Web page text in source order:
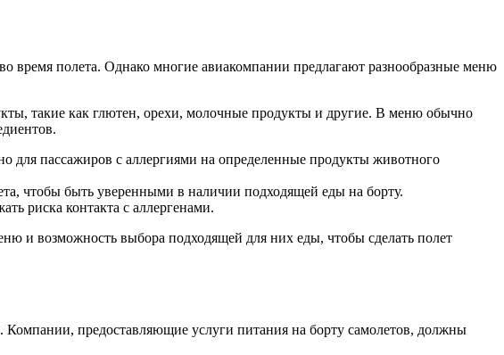
время полета. Однако многие авиакомпании предлагают разнообразные меню
такие как глютен, орехи, молочные продукты и другие. В меню обычно
для пассажиров с аллергиями на определенные продукты животного
чтобы быть уверенными в наличии подходящей еды на борту.
риска контакта с аллергенами.
и возможность выбора подходящей для них еды, чтобы сделать полет
Компании, предоставляющие услуги питания на борту самолетов, должны